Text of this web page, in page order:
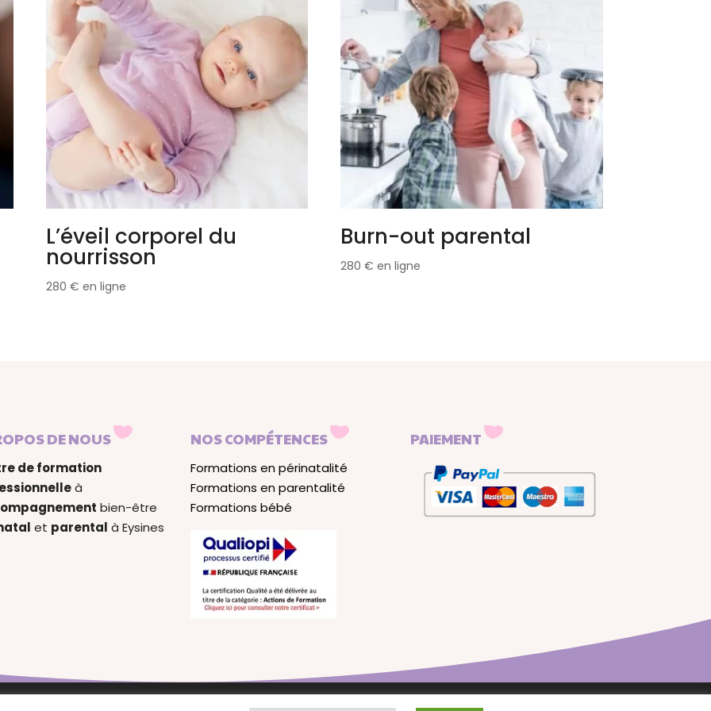
L’éveil corporel du
nourrisson
280 € en ligne
Burn-out parental
280€ en ligne
DE NOUS
de formation
à
bien-être
et parental à Eysines
NOS COMPÉTENCES
Formations en périnatalité
Formations en parentalité
Formations bébé
PAIEMENT
Mentions légales & politique de confidentialité–Conditions générales de